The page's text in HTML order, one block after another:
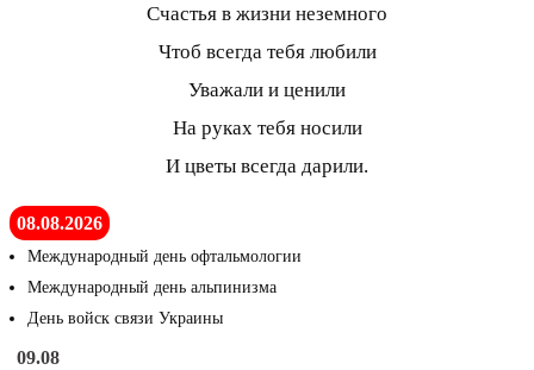
Счастья в жизни неземного
Чтоб всегда тебя любили
Уважали и ценили
На руках тебя носили
И цветы всегда дарили.
08.08.2026
Международный день офтальмологии
Международный день альпинизма
День войск связи Украины
09.08